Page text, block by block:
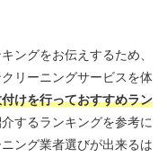
ングをお伝えするため、
リーニングサービスを体
けを行っておすすめラン
するランキングを参考に
ング業者選びが出来るは